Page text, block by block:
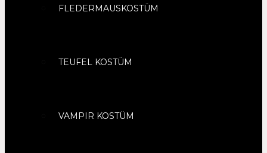
FLEDERMAUSKOSTÜM
TEUFEL KOSTÜM
VAMPIR KOSTÜM